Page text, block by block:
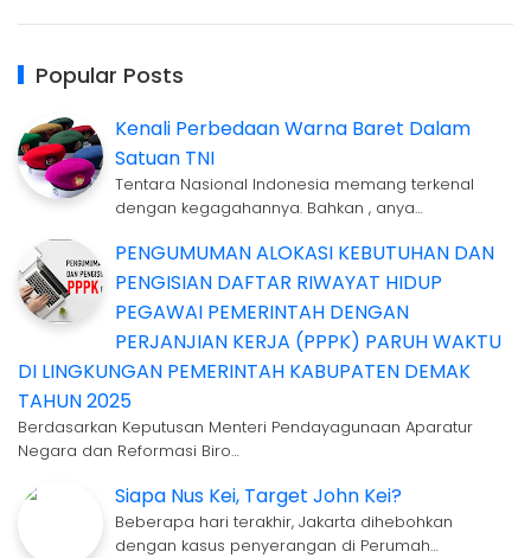
Popular Posts
Kenali Perbedaan Warna Baret Dalam
Satuan TNI
Tentara Nasional Indonesia memang terkenal
dengan kegagahannya. Bahkan , anya…
PENGUMUMAN ALOKASI KEBUTUHAN DAN
PENGISIAN DAFTAR RIWAYAT HIDUP
PEGAWAI PEMERINTAH DENGAN
PERJANJIAN KERJA (PPPK) PARUH WAKTU
DI LINGKUNGAN PEMERINTAH KABUPATEN DEMAK
TAHUN 2025
Berdasarkan Keputusan Menteri Pendayagunaan Aparatur
Negara dan Reformasi Biro…
Siapa Nus Kei, Target John Kei?
Beberapa hari terakhir, Jakarta dihebohkan
dengan kasus penyerangan di Perumah…